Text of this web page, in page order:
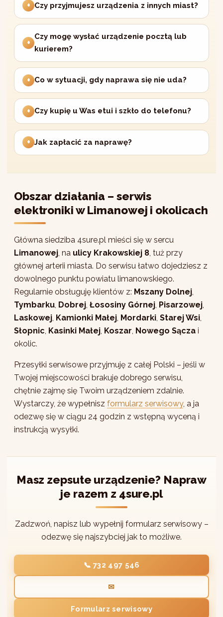
Czy przyjmujesz urządzenia z innych miast?
Czy mogę wysłać urządzenie pocztą lub
kurierem?
Co w sytuacji, gdy naprawa się nie uda?
Czy kupię u Was etui i szkło do telefonu?
Jak zapłacić za naprawę?
Obszar działania – serwis
elektroniki w Limanowej i okolicach
Główna siedziba 4sure.pl mieści się w sercu
Limanowej, na ulicy Krakowskiej 8, tuż przy
głównej arterii miasta. Do serwisu łatwo dojedziesz z
dowolnego punktu powiatu limanowskiego.
Regularnie obsługuję klientów z: Mszany Dolnej,
Tymbarku, Dobrej, Łososiny Górnej, Pisarzowej,
Laskowej, Kamionki Małej, Mordarki, Starej Wsi,
Słopnic, Kasinki Małej, Koszar, Nowego Sącza i
okolic.
Przesyłki serwisowe przyjmuję z całej Polski – jeśli w
Twojej miejscowości brakuje dobrego serwisu,
chętnie zajmę się Twoim urządzeniem zdalnie.
Wystarczy, że wypełnisz formularz serwisowy, a ja
odezwę się w ciągu 24 godzin z wstępną wyceną i
instrukcją wysyłki.
Masz zepsute urządzenie? Napraw
je razem z 4sure.pl
Zadzwoń, napisz lub wypełnij formularz serwisowy –
odezwę się najszybciej jak to możliwe.
📞 732 497 546
✉
Formularz serwisowy